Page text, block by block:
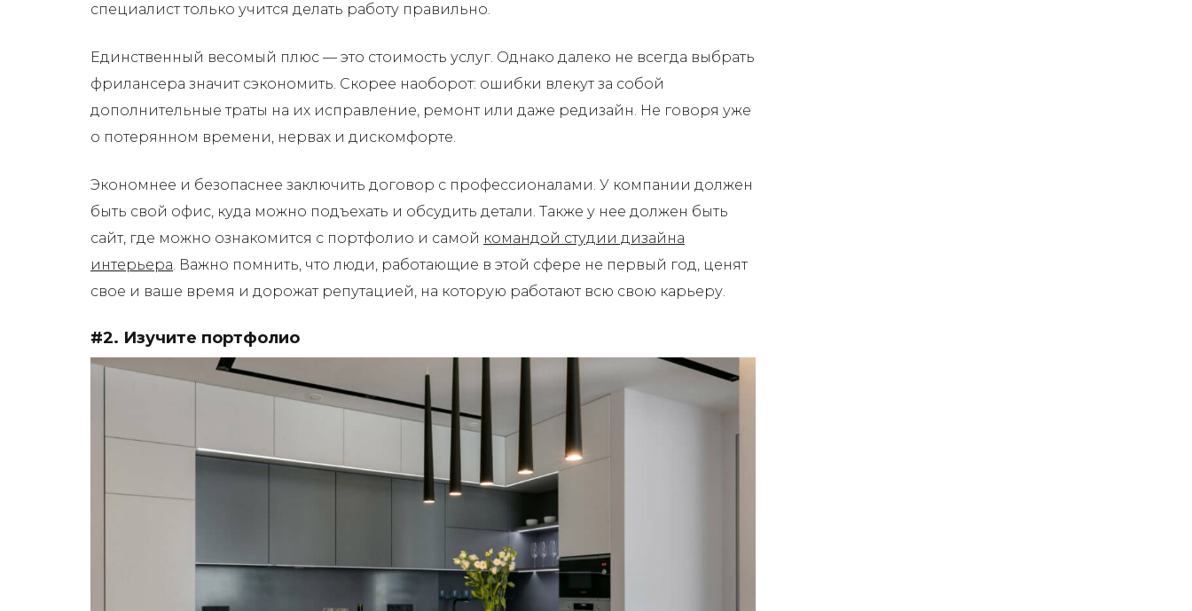
специалист только учится делать работу правильно.
Единственный весомый плюс — это стоимость услуг. Однако далеко не всегда выбрать
фрилансера значит сэкономить. Скорее наоборот: ошибки влекут за собой
дополнительные траты на их исправление, ремонт или даже редизайн. Не говоря уже
о потерянном времени, нервах и дискомфорте.
Экономнее и безопаснее заключить договор с профессионалами. У компании должен
быть свой офис, куда можно подъехать и обсудить детали. Также у нее должен быть
сайт, где можно ознакомится с портфолио и самой командой студии дизайна
интерьера. Важно помнить, что люди, работающие в этой сфере не первый год, ценят
свое и ваше время и дорожат репутацией, на которую работают всю свою карьеру.
#2. Изучите портфолио